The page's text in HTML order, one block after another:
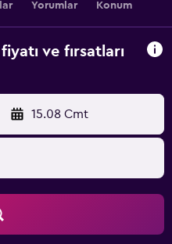
Yorumlar Konum
ve fırsatları
15.08 Cmt